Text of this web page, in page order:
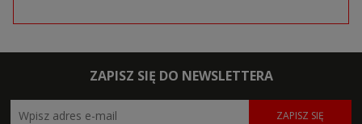
ZAPISZ SIĘ DO NEWSLETTERA
ZAPISZ SIĘ